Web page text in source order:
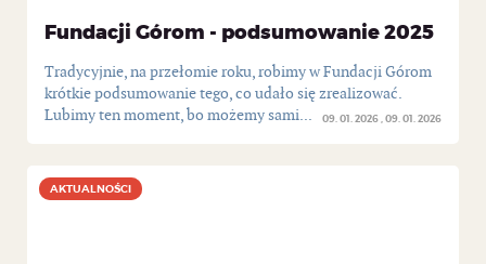
Fundacji Górom - podsumowanie 2025
09. 01. 2026 09. 01. 2026
Tradycyjnie, na przełomie roku, robimy w Fundacji Górom
krótkie podsumowanie tego, co udało się zrealizować.
Lubimy ten moment, bo możemy sami...
AKTUALNOŚCI
AKTUALNOŚCI